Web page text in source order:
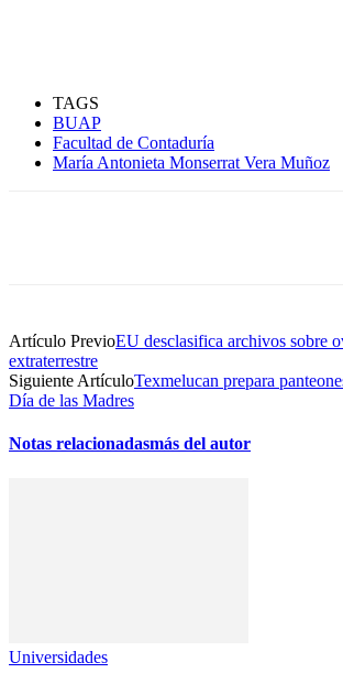
TAGS
BUAP
Facultad de Contaduría
María Antonieta Monserrat Vera Muñoz
Artículo PrevioEU desclasifica archivos sobre
extraterrestre
Siguiente ArtículoTexmelucan prepara
Día de las Madres
Notas relacionadasmás del autor
Universidades